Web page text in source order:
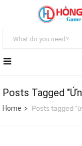
Posts Tagged
Home Posts tagged